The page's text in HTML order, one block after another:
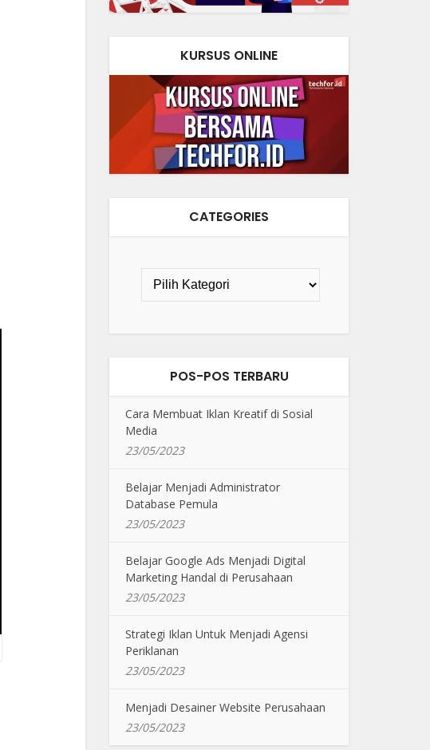
KURSUS ONLINE
CATEGORIES
POS-POS TERBARU
Cara Membuat Iklan Kreatif di Sosial
Media
23/05/2023
Belajar Menjadi Administrator
Database Pemula
23/05/2023
Belajar Google Ads Menjadi Digital
Marketing Handal di Perusahaan
23/05/2023
Strategi Iklan Untuk Menjadi Agensi
Periklanan
23/05/2023
Menjadi Desainer Website Perusahaan
23/05/2023